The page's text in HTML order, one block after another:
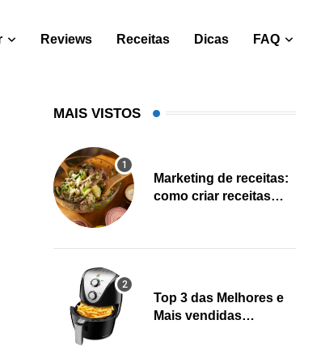
Reviews Receitas Dicas FAQ
MAIS VISTOS
Marketing de receitas:
como criar receitas
Top 3 das Melhores e
Mais vendidas